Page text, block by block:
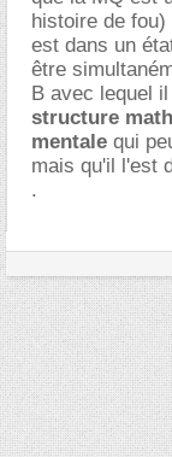
histoire de
est dans un
être
B avec lequel
structure
mentale qui
mais qu'il l'est
.